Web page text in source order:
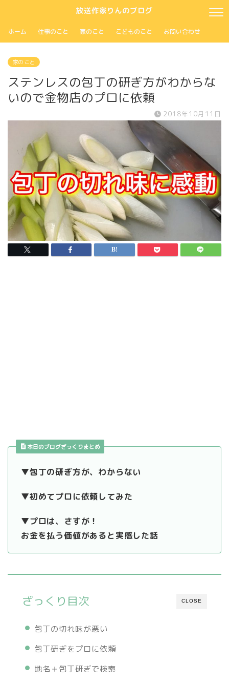
放送作家りんのブログ
ホーム 仕事のこと 家のこと こどものこと お問い合わせ
家の こと
ステンレスの包丁の研ぎ方がわからな
いので金物店のプロに依頼
2018年10月11日
本日のブログざっくりまとめ
▼包丁の研ぎ方が、わからない
▼初めてプロに依頼してみた
▼プロは、さすが！
お金を払う価値があると実感した話
CLOSE
ざっくり目次
包丁の切れ味が悪い
包丁研ぎをプロに依頼
地名＋包丁研ぎで検索